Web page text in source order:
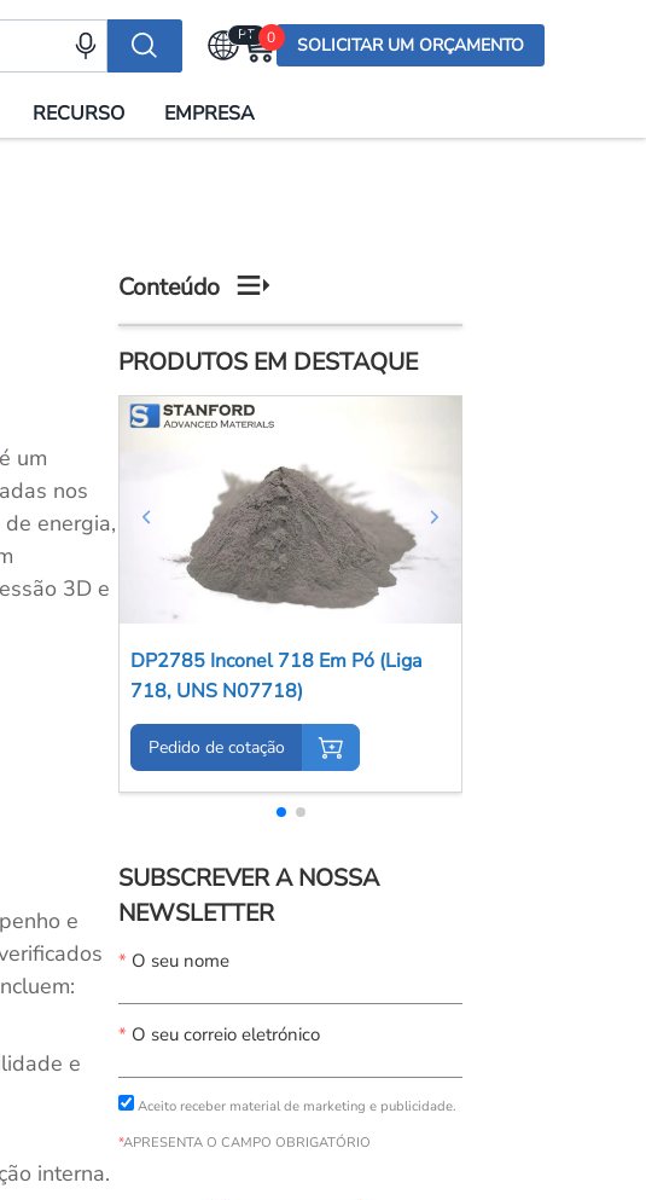
PT
English (US)
Français
Italiano
日本語
Русский
Português
العربية
Nederland
Sverige
भारत
0 SOLICITAR UM ORÇAMENTO
RECURSO EMPRESA
é um
nos
energia,
3D e
e
e
interna.
Conteúdo
PRODUTOS EM DESTAQUE
DP2785 Inconel 718 Em Pó (Liga
718, UNS N07718)
Pedido de cotação
SUBSCREVER A NOSSA
NEWSLETTER
* O seu nome
* O seu correio eletrónico
Aceito receber material de marketing e publicidade.
*APRESENTA O CAMPO OBRIGATÓRIO